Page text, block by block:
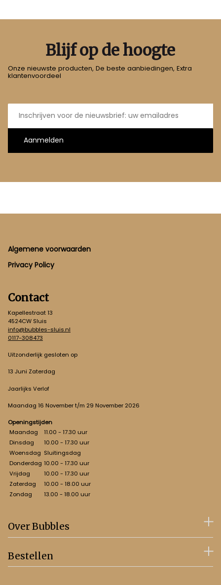
Blijf op de hoogte
Onze nieuwste producten, De beste aanbiedingen, Extra
klantenvoordeel
E-
mailadres
Aanmelden
Footer
Algemene voorwaarden
Privacy Policy
Contact
Kapellestraat 13
4524CW Sluis
info@bubbles-sluis.nl
0117-308473
Uitzonderlijk gesloten op
13 Juni Zaterdag
Jaarlijks Verlof
Maandag 16 November t/m 29 November 2026
Openingstijden
Maandag
11.00 - 17.30 uur
Dinsdag
10.00 - 17.30 uur
Woensdag Sluitingsdag
Donderdag 10.00 - 17.30 uur
Vrijdag
10.00 - 17.30 uur
Zaterdag
10.00 - 18.00 uur
Zondag
13.00 - 18.00 uur
Over Bubbles
Bestellen